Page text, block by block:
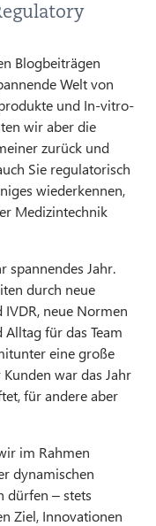
Blogbeiträgen
Welt von
und In-vitro-
wir aber die
zurück und
Sie regulatorisch
wiederkennen,
Medizintechnik
spannendes Jahr.
durch neue
neue Normen
für das Team
eine große
war das Jahr
für andere aber
im Rahmen
dynamischen
dürfen – stets
Ziel, Innovationen